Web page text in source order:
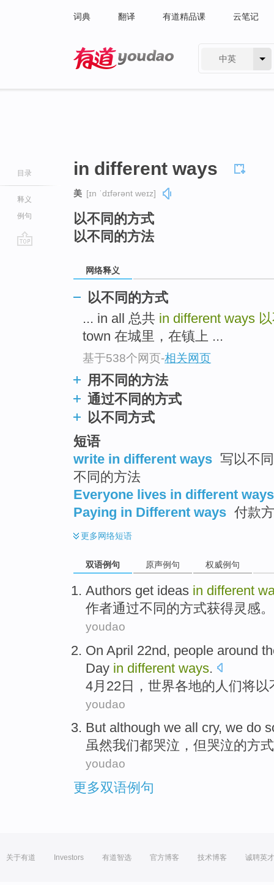
词典 翻译 有道精品课 云笔记
中英
目录
释义
例句
in different ways
美 [ɪn ˈdɪfərənt weɪz]
以不同的方式
以不同的方法
网络释义
以不同的方式
... in all 总共 in different ways
town 在城里，在镇上 ...
基于538个网页-相关网页
用不同的方法
通过不同的方式
以不同方式
短语
write in different ways 写以不
不同的方法
Everyone lives in different ways
Paying in Different ways 付款
更多网络短语
双语例句 原声例句 权威例句
Authors get ideas in different
作者通过不同的方式获得灵感。
youdao
On April 22nd, people around
Day in different ways.
4月22日，世界各地的人们将
youdao
But although we all cry, we do
虽然我们都哭泣 ，但哭泣的方式
youdao
更多双语例句
关于有道 Investors 有道智选 官方博客 技术博客 诚聘英才